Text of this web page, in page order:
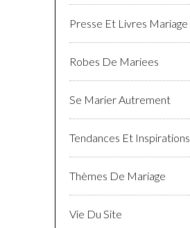
Presse Et Livres Mariage
Robes De Mariees
Se Marier Autrement
Tendances Et Inspirations
Thèmes De Mariage
Vie Du Site